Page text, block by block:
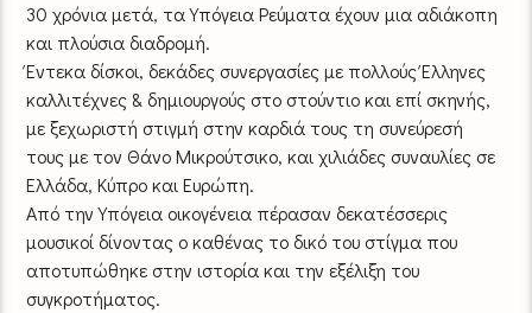
30 χρόνια μετά, τα Υπόγεια Ρεύματα έχουν μια αδιάκοπη
και πλούσια διαδρομή.
Έντεκα δίσκοι, δεκάδες συνεργασίες με πολλούς Έλληνες
καλλιτέχνες & δημιουργούς στο στούντιο και επί σκηνής,
με ξεχωριστή στιγμή στην καρδιά τους τη συνεύρεσή
τους με τον Θάνο Μικρούτσικο, και χιλιάδες συναυλίες σε
Ελλάδα, Κύπρο και Ευρώπη.
Από την Υπόγεια οικογένεια πέρασαν δεκατέσσερις
μουσικοί δίνοντας ο καθένας το δικό του στίγμα που
αποτυπώθηκε στην ιστορία και την εξέλιξη του
συγκροτήματος.